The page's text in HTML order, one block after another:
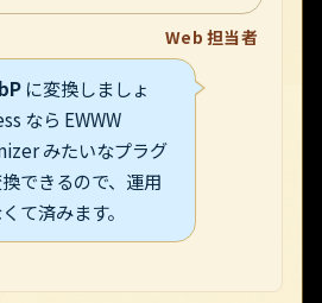
Web 担当者
に変換しましょ
なら EWWW
みたいなプラグ
できるので、運用
て済みます。